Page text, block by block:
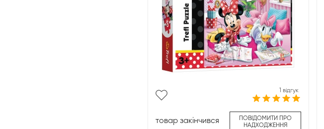
1 відгук
товар закінчився
ПОВІДОМИТИ ПРО
НАДХОДЖЕННЯ